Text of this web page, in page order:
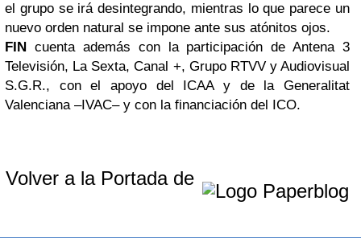
el grupo se irá desintegrando, mientras lo que parece un
nuevo orden natural se impone ante sus atónitos ojos.
FIN cuenta además con la participación de Antena 3
Televisión, La Sexta, Canal +, Grupo RTVV y Audiovisual
S.G.R., con el apoyo del ICAA y de la Generalitat
Valenciana –IVAC– y con la financiación del ICO.
Volver a la Portada de